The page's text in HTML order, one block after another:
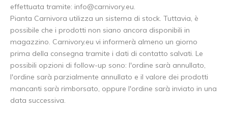
effettuata tramite: info@carnivory.eu.
Pianta Carnivora utilizza un sistema di stock. Tuttavia, è
possibile che i prodotti non siano ancora disponibili in
magazzino. Carnivory.eu vi informerà almeno un giorno
prima della consegna tramite i dati di contatto salvati. Le
possibili opzioni di follow-up sono: l'ordine sarà annullato,
l'ordine sarà parzialmente annullato e il valore dei prodotti
mancanti sarà rimborsato, oppure l'ordine sarà inviato in una
data successiva.